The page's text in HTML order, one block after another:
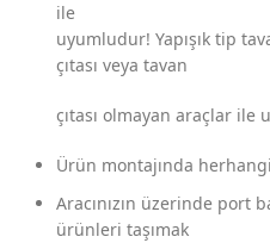
ile
uyumludur! Yapışık tip
çıtası veya tavan
çıtası olmayan araçlar ile
Ürün montajında
Aracınızın üzerinde port
ürünleri taşımak